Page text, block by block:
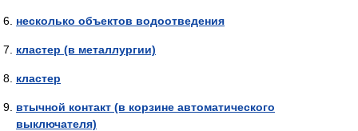
несколько объектов водоотведения
кластер (в металлургии)
кластер
втычной контакт (в корзине автоматического
выключателя)